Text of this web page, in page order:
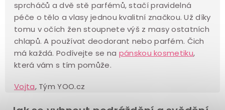
sprcháčů a dvě stě parfémů, stačí pravidelná
péče o tělo a vlasy jednou kvalitní značkou. Už díky
tomu v očích žen stoupnete výš z masy ostatních
chlapů. A používat deodorant nebo parfém. Čich
má každá. Podívejte se na pánskou kosmetiku,
která vám s tím pomůže.
Vojta, Tým YOO.cz